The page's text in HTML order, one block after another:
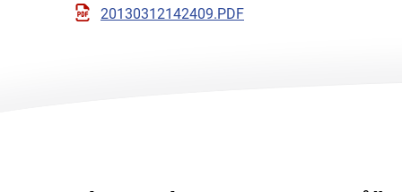
20130312142409.PDF